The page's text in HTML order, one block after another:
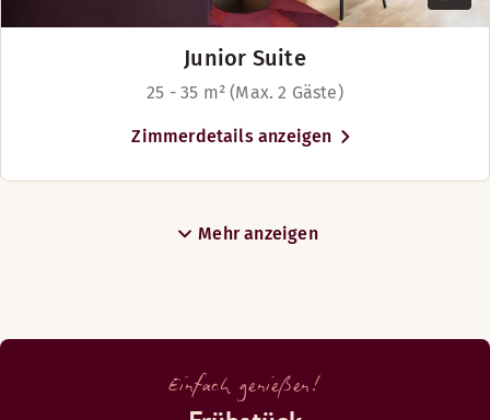
Junior Suite
25 - 35 m² (Max. 2 Gäste)
Zimmerdetails anzeigen
Mehr anzeigen
Einfach genießen!